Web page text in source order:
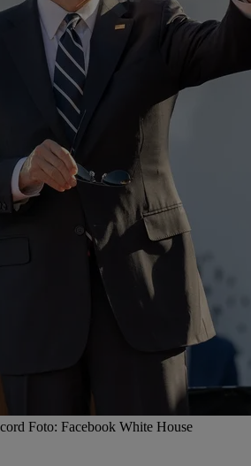
Foto: Facebook White House